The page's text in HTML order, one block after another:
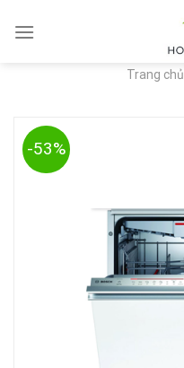
Trang chủ
-53%